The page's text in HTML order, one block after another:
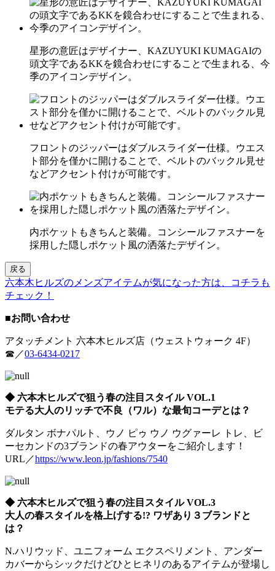
星形の意匠はデザイナー、KAZUYUKI KUMAGAIの
頭文字であるKKを鏡合わせにすることで生まれる、今
季のアイコンデザイン。
フロントのジッパーはダブルスライダー仕様。ウエス
ト部分を僅かに開けることで、ベルトのバックル見せ
などアクセント付けが可能です。
内ポケットもきちんと装備。コンシールファスナーを
採用した隠しポケット風の洒落たデザイン。
戻る
六本木ヒルズのメンズアイテムが気になった方は、コチラも
チェック！
■お問い合わせ
アタッチメント 六本木ヒルズ店（ウェストウォーク 4F）
☎／03-6434-0217
◆ 六本木ヒルズで狙う春の注目スタイル VOL.1
モテる大人のリッチで不良（ワル）な最旬コーデとは？
ダルタン ボナパルト、ウノ ピゥ ウノ ウグァーレ トレ、ビ
ーセカンドの3ブランドの春アウターをご紹介します！
URL／https://www.leon.jp/fashions/7540
◆ 六本木ヒルズで狙う春の注目スタイル VOL.3
大人の春スタイルを格上げする!? ワザあり３ブランドと
は？
N.ハリウッド、ユニフォーム エクスペリメント、アンダー
カバーからシックだけどひとヒネリのあるアイテムが登場し